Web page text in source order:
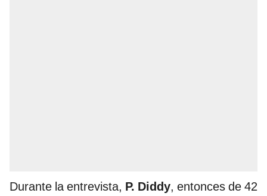
Durante la entrevista, P. Diddy, entonces de 42